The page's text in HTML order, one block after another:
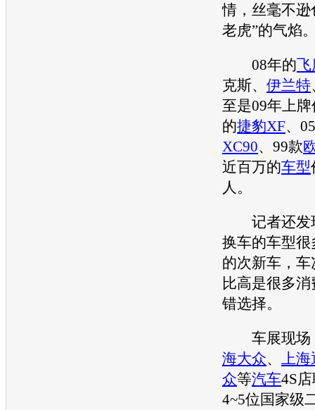
情，丝毫不逊
老虎”的气焰
08年的飞
克斯、 伊兰特
至是09年上
的捷豹XF、
XC90、99款
近百万的车型
人。
记者还发
换车的车型很
的次新车 ，
比高是很多消
错选择。
车展现场
海大众、 上海
众等汽车4S
4~5位国家级